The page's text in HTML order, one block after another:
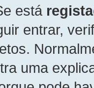
está
entrar,
uma